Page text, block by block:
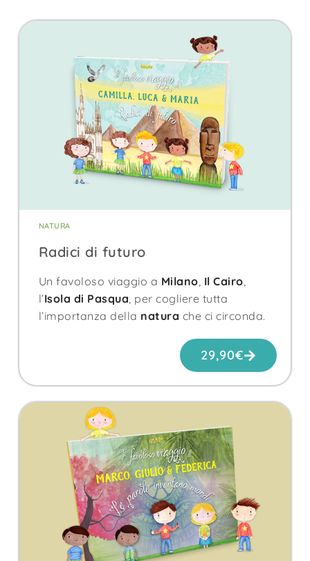
NATURA
Radici di futuro
Un favoloso viaggio a Milano, Il Cairo,
l’Isola di Pasqua, per cogliere tutta
l’importanza della natura che ci circonda.
29,90€